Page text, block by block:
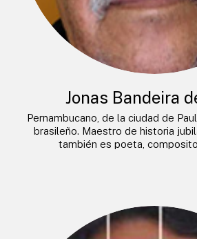
Jonas Bandeira
Pernambucano, de la ciudad de
brasileño. Maestro de historia
también es poeta,